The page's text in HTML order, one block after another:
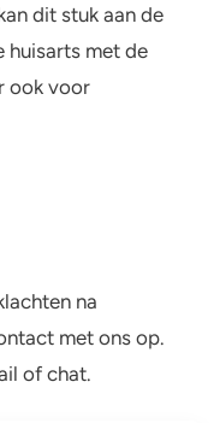
dit stuk aan de
huisarts met de
ook voor
na
met ons op.
of chat.